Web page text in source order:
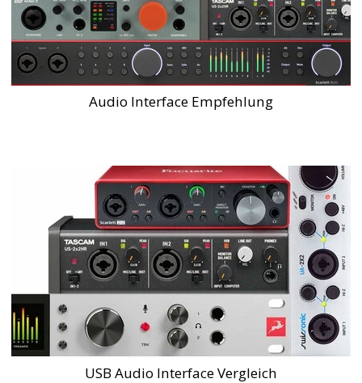
Audio Interface Empfehlung
USB Audio Interface Vergleich